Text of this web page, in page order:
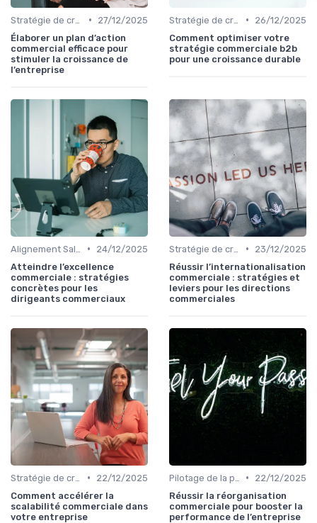
•
27/12/2025
Élaborer un plan d’action
commercial efficace pour
stimuler la croissance de
l’entreprise
•
26/12/2025
Comment optimiser votre
stratégie commerciale b2b
pour une croissance durable
•
24/12/2025
Atteindre l’excellence
commerciale : stratégies
concrètes pour les
dirigeants commerciaux
•
23/12/2025
Réussir l’internationalisation
commerciale : stratégies et
leviers pour les directions
commerciales
•
22/12/2025
Comment accélérer la
scalabilité commerciale dans
votre entreprise
•
22/12/2025
Réussir la réorganisation
commerciale pour booster la
performance de l’entreprise